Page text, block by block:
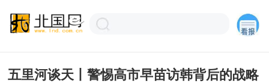
五里河谈天丨警惕高市早苗访韩背后的战略